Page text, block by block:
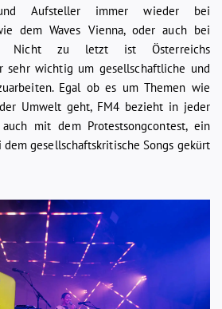
Aufsteller immer wieder bei
dem Waves Vienna, oder auch bei
Nicht zu letzt ist Österreichs
sehr wichtig um gesellschaftliche und
Egal ob es um Themen wie
Umwelt geht, FM4 bezieht in jeder
mit dem Protestsongcontest, ein
gesellschaftskritische Songs gekürt